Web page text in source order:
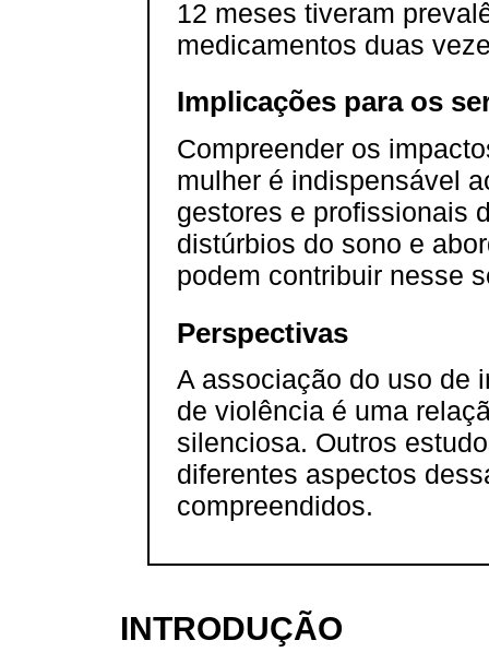
12 meses tiveram
medicamentos duas
Implicações para os
Compreender os
mulher é indispensável
gestores e profissionais
distúrbios do sono e
podem contribuir nesse
Perspectivas
A associação do uso de
de violência é uma
silenciosa. Outros
diferentes aspectos
compreendidos.
INTRODUÇÃO